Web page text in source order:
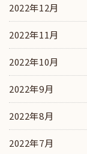
2022年12月
2022年11月
2022年10月
2022年9月
2022年8月
2022年7月